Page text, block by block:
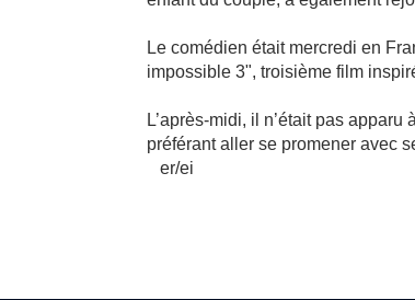
Le comédien était mercredi en
impossible 3", troisième film
L’après-midi, il n’était pas
préférant aller se promener avec
er/ei